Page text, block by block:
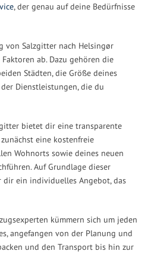
, der genau auf deine Bedürfnisse
von Salzgitter nach Helsingør
ab. Dazu gehören die
Städten, die Größe deines
Dienstleistungen, die du
bietet dir eine transparente
eine kostenfreie
Wohnorts sowie deines neuen
Auf Grundlage dieser
ein individuelles Angebot, das
kümmern sich um jeden
angefangen von der Planung und
und den Transport bis hin zur